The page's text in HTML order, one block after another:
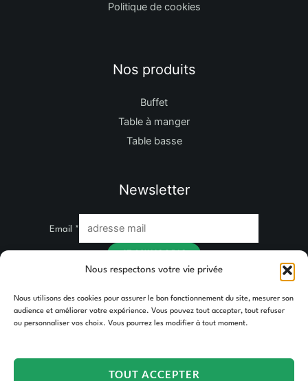
Nous respectons votre vie privée
Nous utilisons des cookies pour assurer le bon fonctionnement du site, mesurer son
audience et améliorer votre expérience. Vous pouvez tout accepter, tout refuser
ou personnaliser vos choix. Vous pourrez les modifier à tout moment.
TOUT ACCEPTER
Politique de cookies
Nos produits
Buffet
Table à manger
Table basse
Newsletter
Email *
JE M'INSCRIS